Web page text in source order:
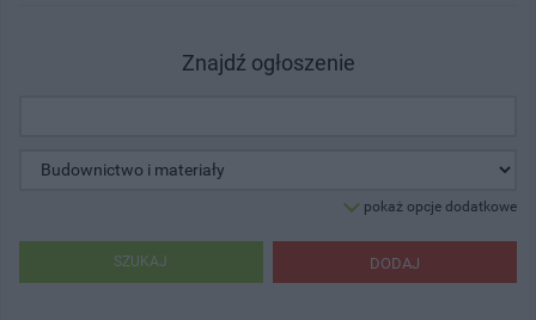
Znajdź ogłoszenie
pokaż opcje dodatkowe
DODAJ
SZUKAJ